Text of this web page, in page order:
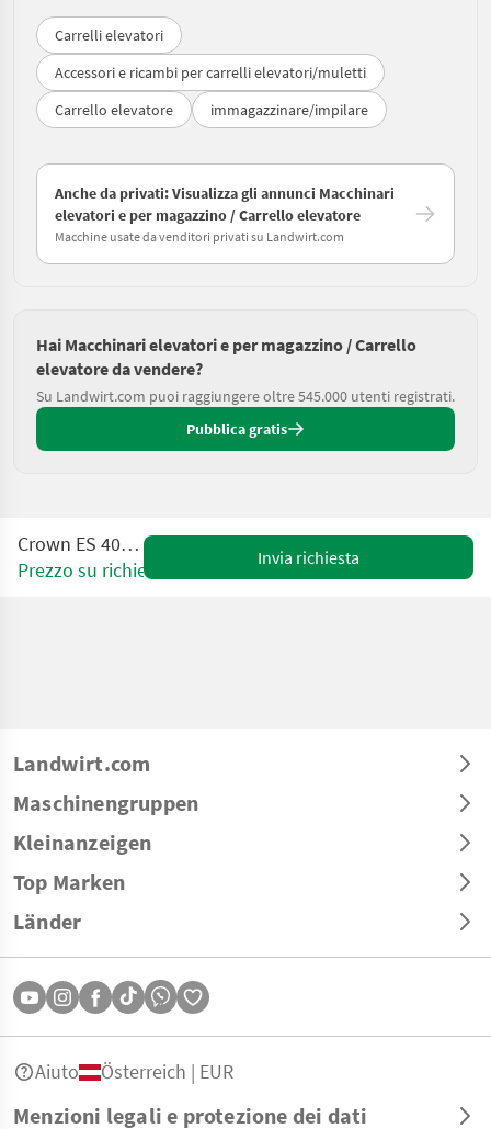
Carrelli elevatori
Accessori e ricambi per carrelli elevatori/muletti
Carrello elevatore
immagazzinare/impilare
Anche da privati: Visualizza gli annunci Macchinari
elevatori e per magazzino / Carrello elevatore
Macchine usate da venditori privati su Landwirt.com
Hai Macchinari elevatori e per magazzino / Carrello
elevatore da vendere?
Su Landwirt.com puoi raggiungere oltre 545.000 utenti registrati.
Pubblica gratis
Crown ES 4000 1.2 TT
Prezzo su richiesta
Invia richiesta
Landwirt.com
Maschinengruppen
Kleinanzeigen
Top Marken
Länder
Menzioni legali e protezione dei dati
Aiuto Österreich | EUR